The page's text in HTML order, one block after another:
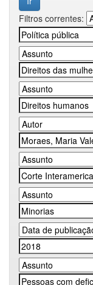
Filtros correntes: